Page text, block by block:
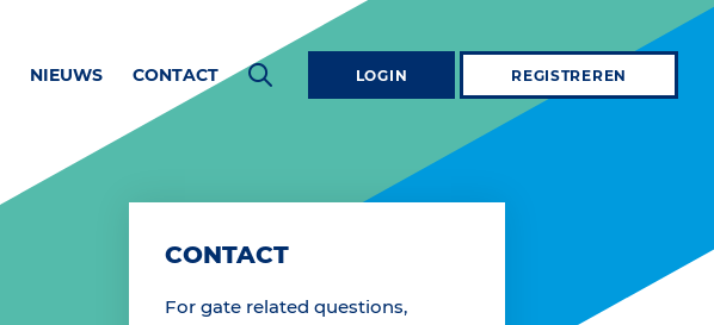
NIEUWS CONTACT LOGIN REGISTREREN
CONTACT
For gate related questions,